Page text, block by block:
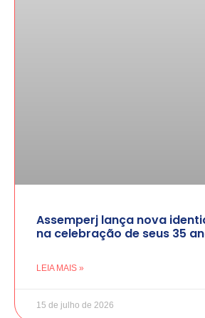
Assemperj lança nova
na celebração de seus 35
LEIA MAIS »
15 de julho de 2026